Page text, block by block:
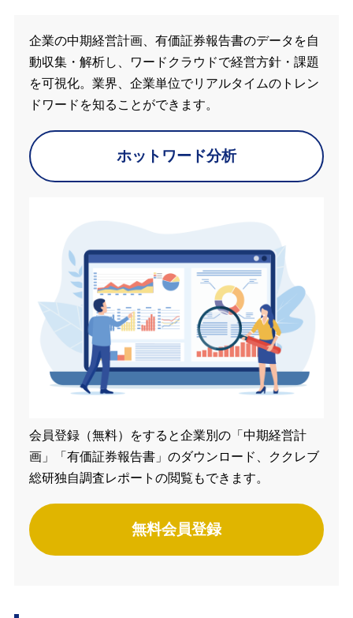
企業の中期経営計画、有価証券報告書のデータを自
動収集・解析し、ワードクラウドで経営方針・課題
を可視化。業界、企業単位でリアルタイムのトレン
ドワードを知ることができます。
ホットワード分析
会員登録（無料）をすると企業別の「中期経営計
画」「有価証券報告書」のダウンロード、ククレブ
総研独自調査レポートの閲覧もできます。
無料会員登録